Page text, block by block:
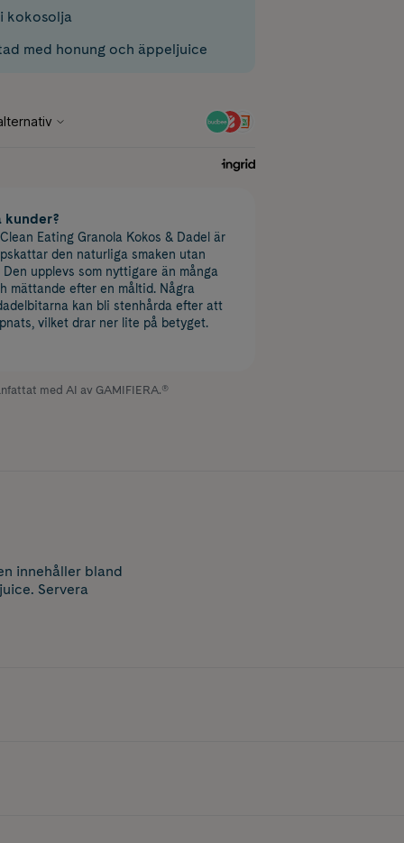
kokosolja
med honung och äppeljuice
kunder?
Eating Granola Kokos & Dadel är
den naturliga smaken utan
upplevs som nyttigare än många
mättande efter en måltid. Några
kan bli stenhårda efter att
vilket drar ner lite på betyget.
med AI av GAMIFIERA.®
innehåller bland
Servera